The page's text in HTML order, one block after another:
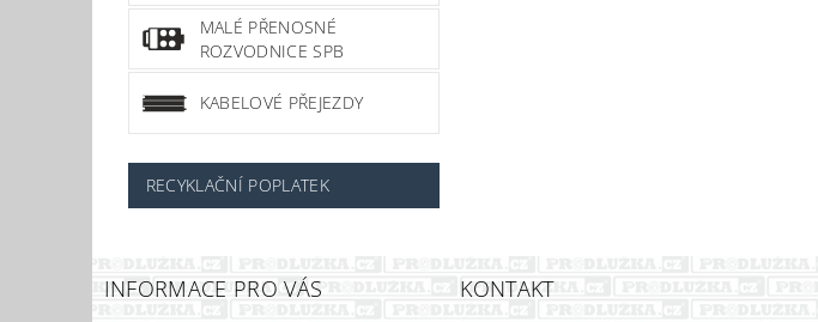
MALÉ PŘENOSNÉ
ROZVODNICE SPB
KABELOVÉ PŘEJEZDY
RECYKLAČNÍ POPLATEK
INFORMACE PRO VÁS KONTAKT